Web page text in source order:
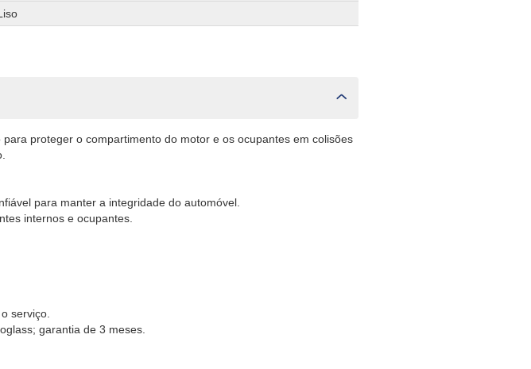
para proteger o compartimento do motor e os ocupantes em colisões
para manter a integridade do automóvel.
internos e ocupantes.
serviço.
garantia de 3 meses.